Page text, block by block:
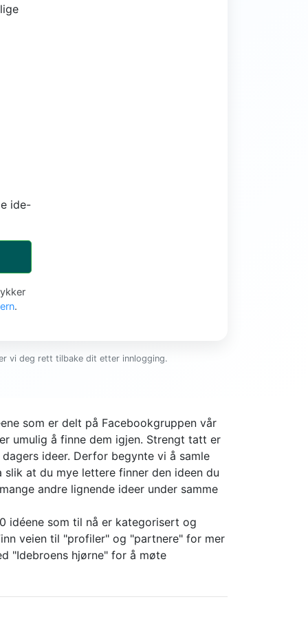
ide-
.
vi deg rett tilbake dit etter innlogging.
som er delt på Facebookgruppen vår
umulig å finne dem igjen. Strengt tatt er
ideer. Derfor begynte vi å samle
at du mye lettere finner den ideen du
andre lignende ideer under samme
idéene som til nå er kategorisert og
veien til "profiler" og "partnere" for mer
"Idebroens hjørne" for å møte